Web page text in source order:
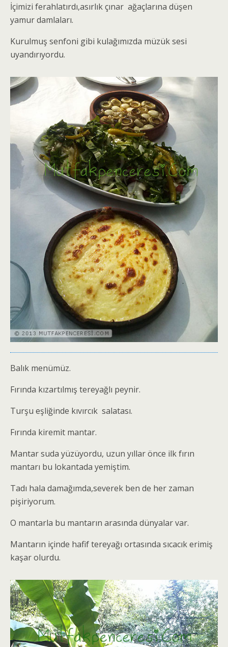
İçimizi ferahlatırdı,asırlık çınar ağaçlarına düşen
yamur damlaları.
Kurulmuş senfoni gibi kulağımızda müzük sesi
uyandırıyordu.
Balık menümüz.
Fırında kızartılmış tereyağlı peynir.
Turşu eşliğinde kıvırcık salatası.
Fırında kiremit mantar.
Mantar suda yüzüyordu, uzun yıllar önce ilk fırın
mantarı bu lokantada yemiştim.
Tadı hala damağımda,severek ben de her zaman
pişiriyorum.
O mantarla bu mantarın arasında dünyalar var.
Mantarın içinde hafif tereyağı ortasında sıcacık erimiş
kaşar olurdu.